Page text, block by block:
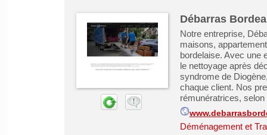
Débarras
Notre entreprise,
maisons,
bordelaise. Avec une
le nettoyage après
syndrome de
chaque client. Nos
rémunératrices,
Déménagement et